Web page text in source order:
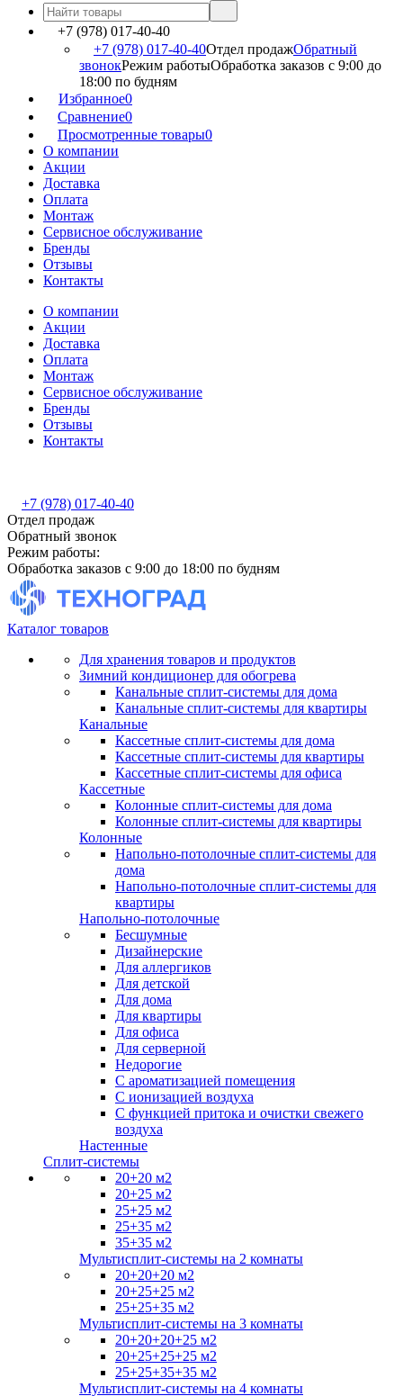
+7 (978) 017-40-40
+7 (978) 017-40-40Отдел продажОбратный
звонокРежим работыОбработка заказов с 9:00 до
18:00 по будням
Избранное0
Сравнение0
Просмотренные товары0
О компании
Акции
Доставка
Оплата
Монтаж
Сервисное обслуживание
Бренды
Отзывы
Контакты
О компании
Акции
Доставка
Оплата
Монтаж
Сервисное обслуживание
Бренды
Отзывы
Контакты
+7 (978) 017-40-40
Отдел продаж
Обратный звонок
Режим работы:
Обработка заказов с 9:00 до 18:00 по будням
Каталог товаров
Для хранения товаров и продуктов
Зимний кондиционер для обогрева
Канальные сплит-системы для дома
Канальные сплит-системы для квартиры
Канальные
Кассетные сплит-системы для дома
Кассетные сплит-системы для квартиры
Кассетные сплит-системы для офиса
Кассетные
Колонные сплит-системы для дома
Колонные сплит-системы для квартиры
Колонные
Напольно-потолочные сплит-системы для
дома
Напольно-потолочные сплит-системы для
квартиры
Напольно-потолочные
Бесшумные
Дизайнерские
Для аллергиков
Для детской
Для дома
Для квартиры
Для офиса
Для серверной
Недорогие
С ароматизацией помещения
С ионизацией воздуха
С функцией притока и очистки свежего
воздуха
Настенные
Сплит-системы
20+20 м2
20+25 м2
25+25 м2
25+35 м2
35+35 м2
Мультисплит-системы на 2 комнаты
20+20+20 м2
20+25+25 м2
25+25+35 м2
Мультисплит-системы на 3 комнаты
20+20+20+25 м2
20+25+25+25 м2
25+25+35+35 м2
Мультисплит-системы на 4 комнаты